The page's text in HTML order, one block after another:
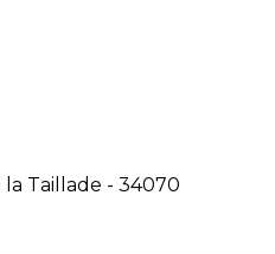
la Taillade - 34070